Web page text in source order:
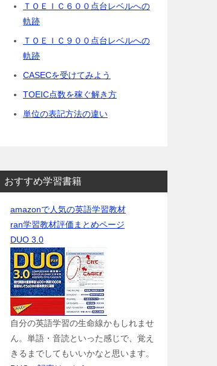
ＴＯＥＩＣ６００点台レベルへの
軌跡
ＴＯＥＩＣ９００点台レベルへの
軌跡
CASECを受けてみよう
TOEIC点数を稼ぐ解き方
単位の表記方法の違い
おすすめ学習書籍
amazonで人気の英語学習教材
ran学習教材評価まとめページ
DUO 3.0
自分の英語学習の生命線かもしれませ
ん。単語・音読といった感じで、覚え
きるまでしてもいいかなと思います。